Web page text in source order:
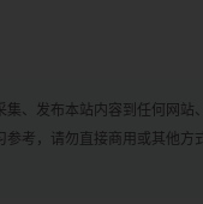
、发布本站内容到任何网站、
考，请勿直接商用或其他方